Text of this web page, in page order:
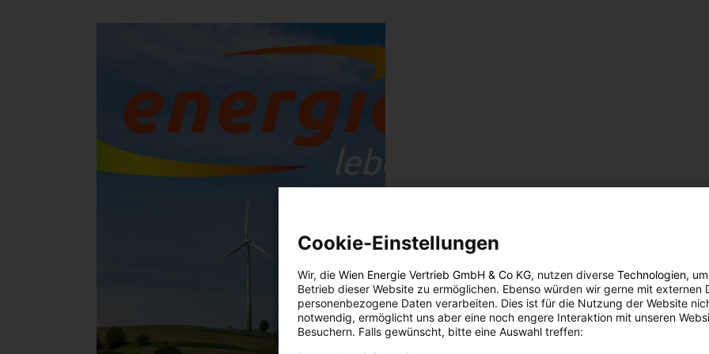
Cookie-Einstellungen
Wir, die Wien Energie Vertrieb GmbH & Co KG, nutzen diverse Technologien,
Betrieb dieser Website zu ermöglichen. Ebenso würden wir gerne mit externen
personenbezogene Daten verarbeiten. Dies ist für die Nutzung der Website
notwendig, ermöglicht uns aber eine noch engere Interaktion mit unseren
Besuchern. Falls gewünscht, bitte eine Auswahl treffen: